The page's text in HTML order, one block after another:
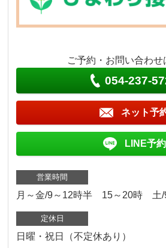
ご予約・お問い合わせ
054-237-
ネット予
LINE予約
営業時間
月～金/9～12時半 15～20時 土/
定休日
日曜・祝日（不定休あり）